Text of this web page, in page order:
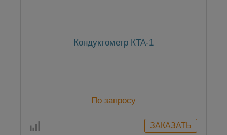
Кондуктометр КТА-1
По запросу